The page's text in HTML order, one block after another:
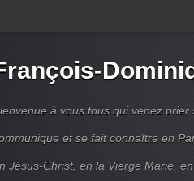
à vous tous qui venez prier
et se fait connaître en
Jésus-Christ, en la Vierge Marie,